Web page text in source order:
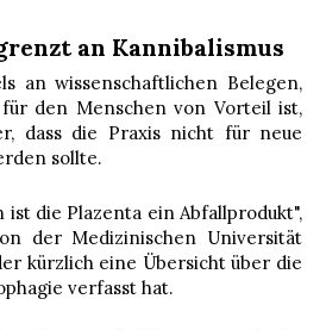
an Kannibalismus
an wissenschaftlichen Belegen,
für den Menschen von Vorteil ist,
dass die Praxis nicht für neue
sollte.
ist die Plazenta ein Abfallprodukt",
der Medizinischen Universität
kürzlich eine Übersicht über die
verfasst hat.